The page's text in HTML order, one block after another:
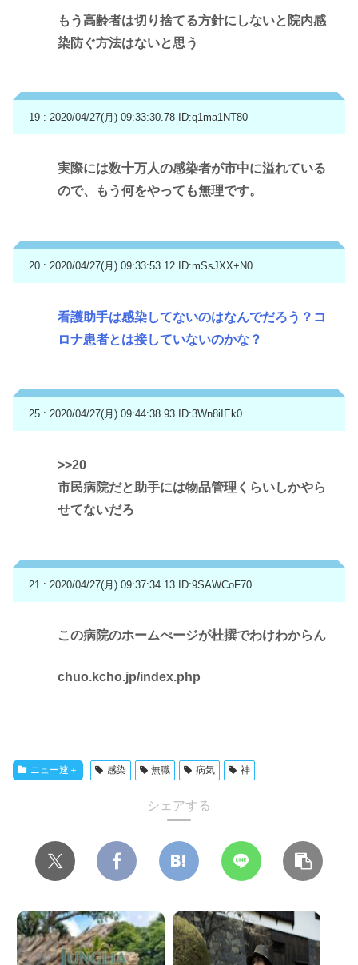
もう高齢者は切り捨てる方針にしないと院内感
染防ぐ方法はないと思う
19 : 2020/04/27(月) 09:33:30.78 ID:q1ma1NT80
実際には数十万人の感染者が市中に溢れている
ので、もう何をやっても無理です。
20 : 2020/04/27(月) 09:33:53.12 ID:mSsJXX+N0
看護助手は感染してないのはなんでだろう？コ
ロナ患者とは接していないのかな？
25 : 2020/04/27(月) 09:44:38.93 ID:3Wn8iIEk0
>>20
市民病院だと助手には物品管理くらいしかやら
せてないだろ
21 : 2020/04/27(月) 09:37:34.13 ID:9SAWCoF70
この病院のホームぺージが杜撰でわけわからん
chuo.kcho.jp/index.php
ニュー速＋ 感染 無職 病気 神
シェアする